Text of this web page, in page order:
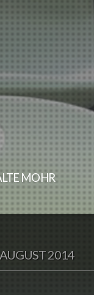
MOHR
2014